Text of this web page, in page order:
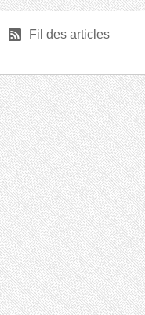
r Fil des articles